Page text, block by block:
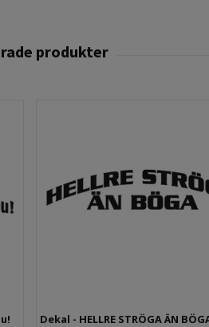
Dekal - HELLRE STRÖGA ÄN